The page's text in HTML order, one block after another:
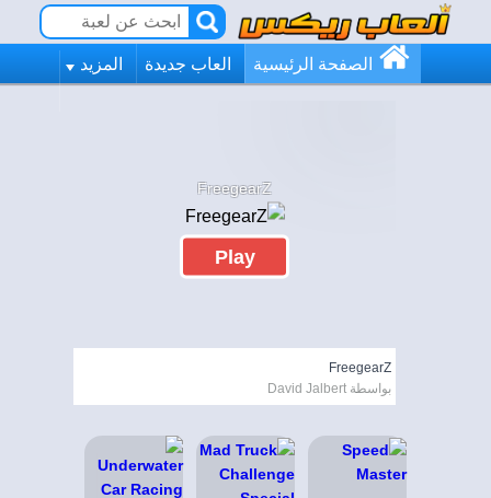
الصفحة الرئيسية العاب جديدة المزيد
FreegearZ
Play
FreegearZ
بواسطة David Jalbert